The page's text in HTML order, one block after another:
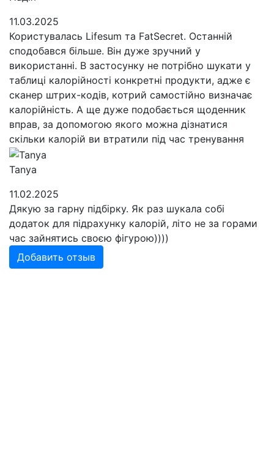
11.03.2025
Користувалась Lifesum та FatSecret. Останній
сподобався більше. Він дуже зручний у
використанні. В застосунку не потрібно шукати у
таблиці калорійності конкретні продукти, адже є
сканер штрих-кодів, котрий самостійно визначає
калорійність. А ще дуже подобається щоденник
вправ, за допомогою якого можна дізнатися
скільки калорій ви втратили під час тренування
Tanya
11.02.2025
Дякую за гарну підбірку. Як раз шукала собі
додаток для підрахунку калорій, літо не за горами
час зайнятись своєю фігурою))))
Добавить отзыв